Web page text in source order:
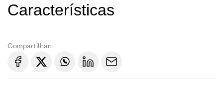
Características
Compartilhar: